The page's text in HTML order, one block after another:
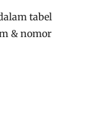
tabel
& nomor